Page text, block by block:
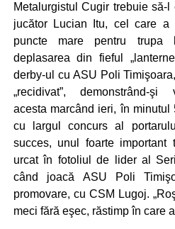
Metalurgistul Cugir trebuie să-l
jucător Lucian Itu, cel care a
puncte mare pentru
deplasarea din fieful
derby-ul cu ASU Poli
„recidivat”, demonstrând-şi
acesta marcând ieri, în
cu largul concurs al
succes, unul foarte
urcat în fotoliul de lider al
când joacă ASU Poli
promovare, cu CSM Lugoj.
meci fără eşec, răstimp în care